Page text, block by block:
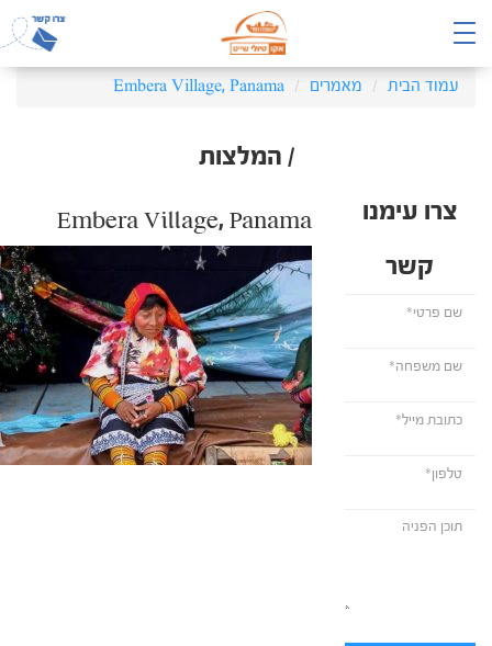
עמוד הבית מאמרים Embera Village, Panama
/ המלצות
צרו עימנו
קשר
Embera Village, Panama